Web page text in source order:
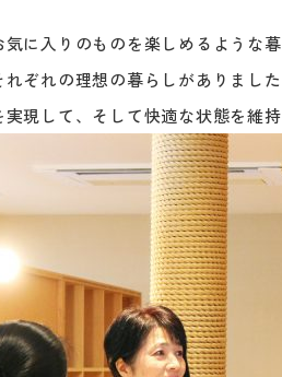
に入りのものを楽しめるような
ぞれの理想の暮らしがありました
現して、そして快適な状態を維